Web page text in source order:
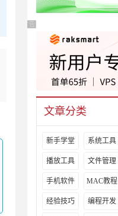
广告 商业广告，理性选择
文章分类
新手学堂 系统工具
播放工具 文件管理
手机软件 MAC教程
经验技巧 编程开发